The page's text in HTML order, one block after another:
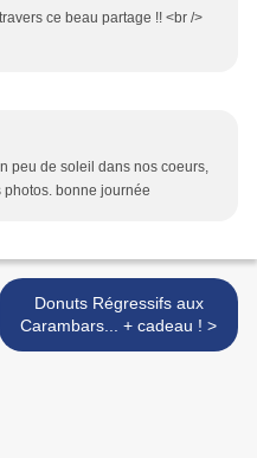
ce beau partage !! <br />
peu de soleil dans nos coeurs,
bonne journée
Donuts Régressifs aux
Carambars... + cadeau ! >